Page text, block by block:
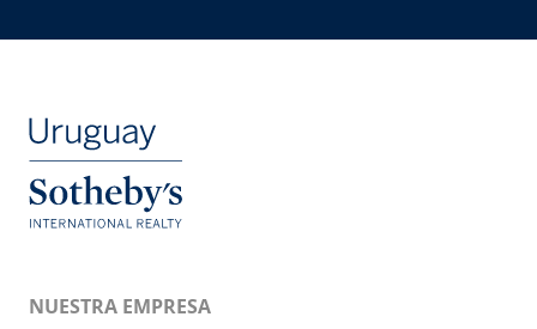
NUESTRA EMPRESA